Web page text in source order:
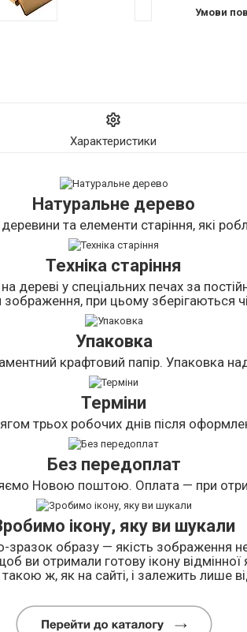
Характеристики
Натуральне дерево
та елементи старіння, які
Техніка старіння
дереві у спеціальних печах за
при цьому зберігаються
Упаковка
крафтовий папір. Упаковка
Терміни
трьох робочих днів після
Без передоплат
Новою поштою. Оплата — при
ікону, яку ви шукали
зразок образу — якість зображення
ви отримали готову ікону
ж, як на сайті, і залежить лише